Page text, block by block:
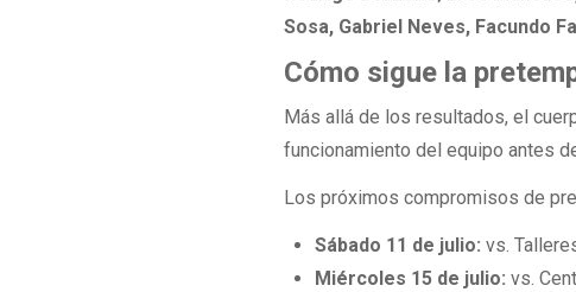
Sosa, Gabriel Neves, Facundo
Cómo sigue la
Más allá de los resultados, el
funcionamiento del equipo antes
Los próximos compromisos de
Sábado 11 de julio: vs.
Miércoles 15 de julio: vs.